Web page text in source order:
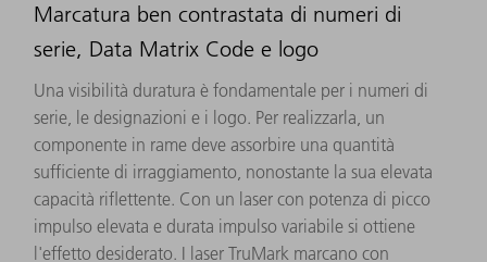
Marcatura ben contrastata di numeri di
serie, Data Matrix Code e logo
Una visibilità duratura è fondamentale per i numeri di
serie, le designazioni e i logo. Per realizzarla, un
componente in rame deve assorbire una quantità
sufficiente di irraggiamento, nonostante la sua elevata
capacità riflettente. Con un laser con potenza di picco
impulso elevata e durata impulso variabile si ottiene
l'effetto desiderato. I laser TruMark marcano con